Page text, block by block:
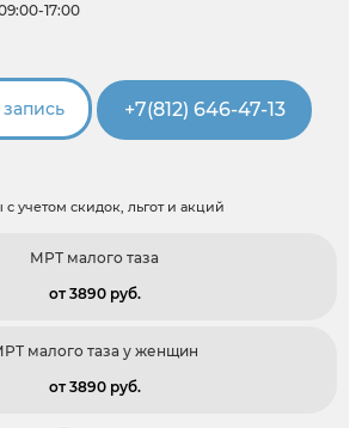
17:00
+7(812) 646-47-13
с учетом скидок, льгот и акций
МРТ малого таза
от 3890 pуб.
малого таза у женщин
от 3890 pуб.